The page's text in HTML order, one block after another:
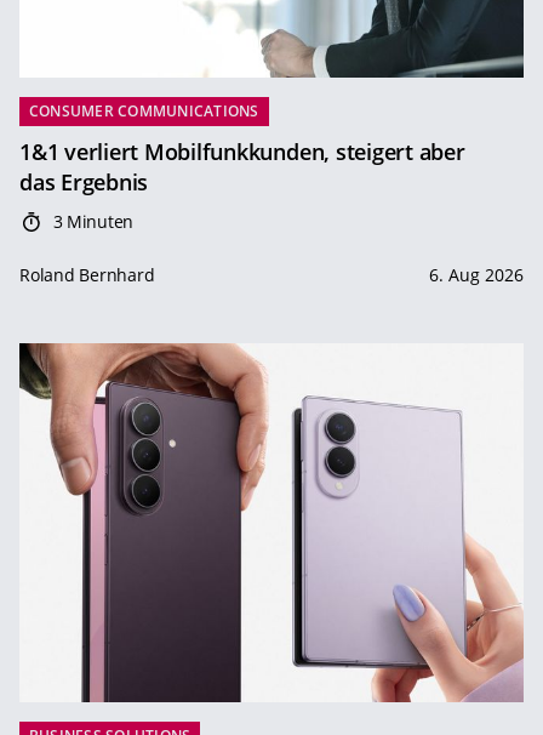
CONSUMER COMMUNICATIONS
1&1 verliert Mobilfunkkunden, steigert aber
das Ergebnis
3 Minuten
Roland Bernhard 6. Aug 2026